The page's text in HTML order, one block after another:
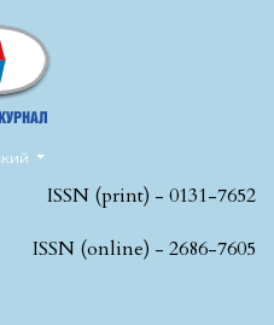
ISSN (print) - 0131-7652
ISSN (online) - 2686-7605